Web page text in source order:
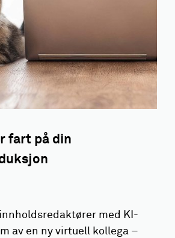
fart på din
med KI-
av en ny virtuell kollega –